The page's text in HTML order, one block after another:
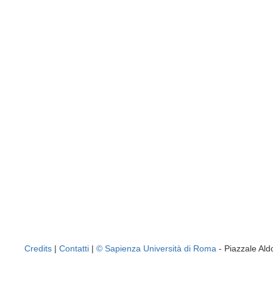
Credits | Contatti | © Sapienza Università di Roma - Piazzale